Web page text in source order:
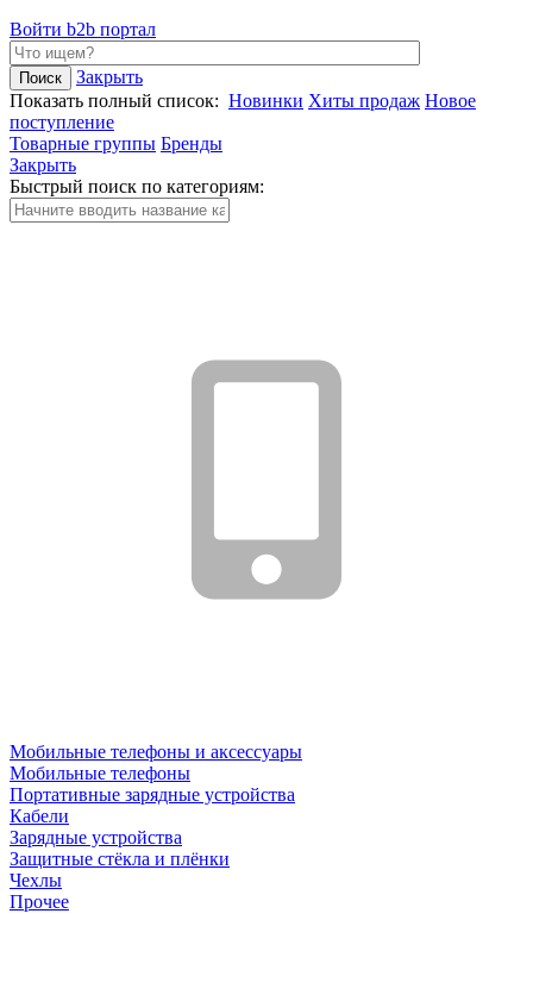
Войти b2b портал
Закрыть
Показать полный список: Новинки Хиты продаж Новое
поступление
Товарные группы Бренды
Закрыть
Быстрый поиск по категориям:
Мобильные телефоны и аксессуары
Мобильные телефоны
Портативные зарядные устройства
Кабели
Зарядные устройства
Защитные стёкла и плёнки
Чехлы
Прочее